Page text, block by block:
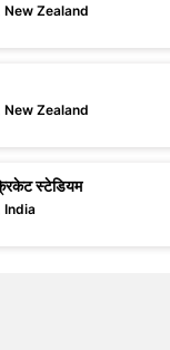
Zealand
Zealand
स्टेडियम
India